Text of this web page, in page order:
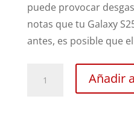
puede provocar
notas que tu Galaxy
antes, es posible que
Añadir